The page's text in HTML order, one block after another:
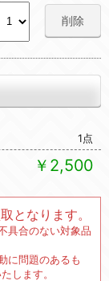
削除
1点
￥2,500
となります。
具合のない対象品
に問題のあるも
します。